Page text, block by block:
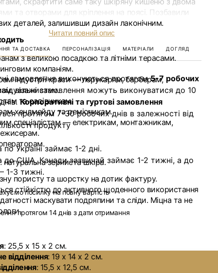
та отворами для кріплення на поясі. Позбавили
деталей, залишивши дизайн лаконічним.
з великою посадкою та літніми терасами.
компаніям.
індустрії краси — перукарям, барберам,
візажистам.
та садівникам.
хендмейду та ремісникам.
спеціалістам — електрикам, монтажникам,
: натуральна зерниста шкіра.
пористу та шорстку на дотик фактуру.
стійкістю до активного щоденного використання
маскувати подряпини та сліди. Міцна та не
: 25,5 х 15 х 2 см.
відділення: 19 х 14 х 2 см.
: 15,5 х 12,5 см.
Читати повний опис
ТА ДОСТАВКА
замовлення виконуються протягом5-7 робочих
замовлення можуть виконуватися до 10
Корпоративні та гуртові замовлення
протягом 7-30 робочих днів в залежності від
продукту
Україні займає 1-2 дні.
до США, Канади зазвичай займає 1-2 тижні, а до
1-3 тижні.
посилку на повну вартість
протягом 14 днів з дати отримання
ПЕРСОНАЛІЗАЦІЯ МАТЕРІАЛИ ДОГЛЯД